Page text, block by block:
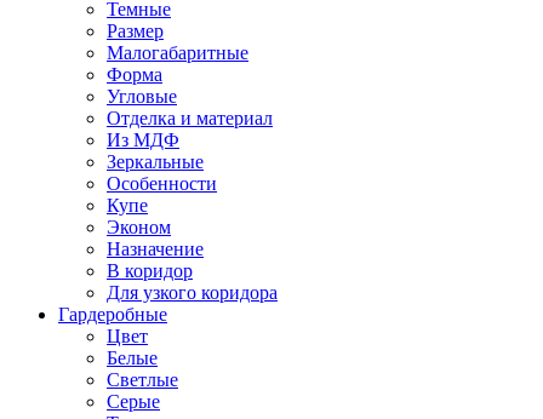
Темные
Размер
Малогабаритные
Форма
Угловые
Отделка и материал
Из МДФ
Зеркальные
Особенности
Купе
Эконом
Назначение
В коридор
Для узкого коридора
Гардеробные
Цвет
Белые
Светлые
Серые